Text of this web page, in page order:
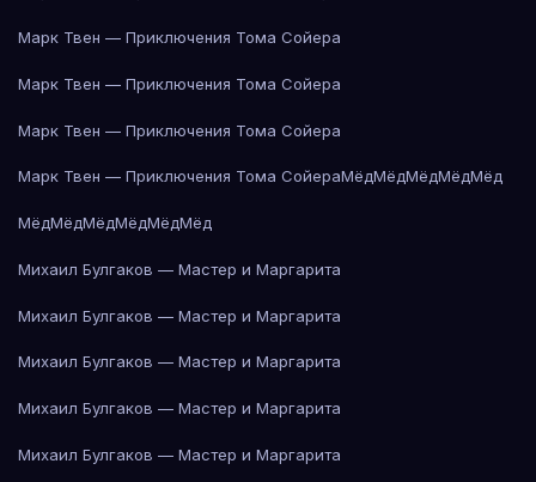
Марк Твен — Приключения Тома Сойера
Марк Твен — Приключения Тома Сойера
Марк Твен — Приключения Тома Сойера
Марк Твен — Приключения Тома СойераМёдМёдМёдМёдМёд
МёдМёдМёдМёдМёдМёд
Михаил Булгаков — Мастер и Маргарита
Михаил Булгаков — Мастер и Маргарита
Михаил Булгаков — Мастер и Маргарита
Михаил Булгаков — Мастер и Маргарита
Михаил Булгаков — Мастер и Маргарита